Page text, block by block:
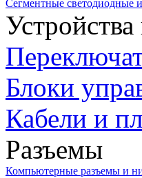
Сегментные светодиодные
Блоки
Кабели и
Разъемы
Компьютерные разъемы и